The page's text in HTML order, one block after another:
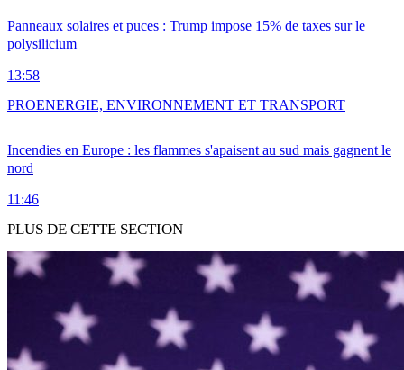
Panneaux solaires et puces : Trump impose 15% de taxes sur le
polysilicium
13:58
Incendies en Europe : les flammes s'apaisent au sud mais gagnent le
nord
11:46
PROENERGIE, ENVIRONNEMENT ET TRANSPORT
PLUS DE CETTE SECTION